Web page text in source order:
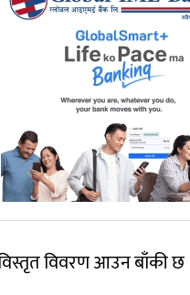
विवरण आउन बाँकी छ